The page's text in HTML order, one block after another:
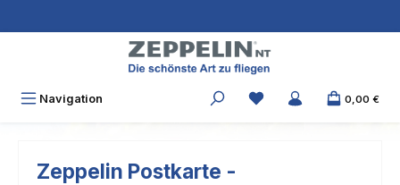
Navigation 0,00 €
Zeppelin Postkarte -